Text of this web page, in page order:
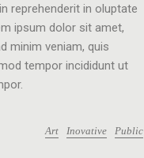
reprehenderit in oluptate
ipsum dolor sit amet,
minim veniam, quis
tempor incididunt ut
Art Inovative Public